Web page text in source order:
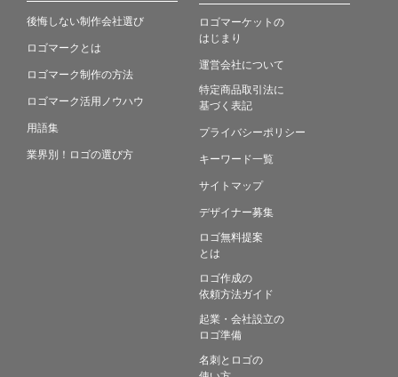
後悔しない制作会社選び
ロゴマークとは
ロゴマーク制作の方法
ロゴマーク活用ノウハウ
用語集
業界別！ロゴの選び方
ロゴマーケットの
はじまり
運営会社について
特定商品取引法に
基づく表記
プライバシーポリシー
キーワード一覧
サイトマップ
デザイナー募集
ロゴ無料提案
とは
ロゴ作成の
依頼方法ガイド
起業・会社設立の
ロゴ準備
名刺とロゴの